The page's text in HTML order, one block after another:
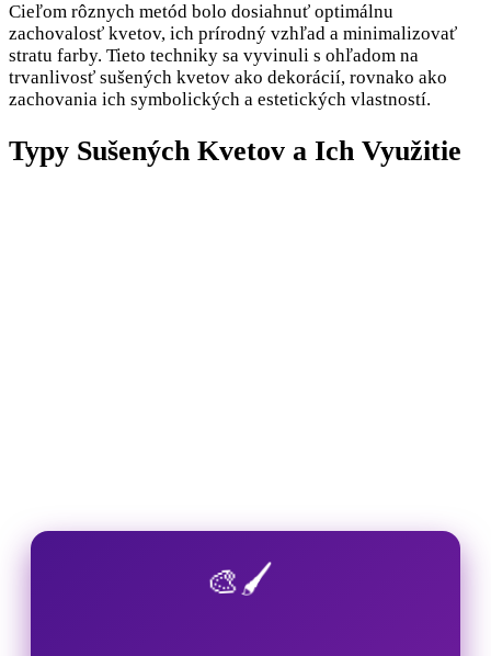
Cieľom rôznych metód bolo dosiahnuť optimálnu
zachovalosť kvetov, ich prírodný vzhľad a minimalizovať
stratu farby. Tieto techniky sa vyvinuli s ohľadom na
trvanlivosť sušených kvetov ako dekorácií, rovnako ako
zachovania ich symbolických a estetických vlastností.
Typy Sušených Kvetov a Ich Využitie
🎨🖌️